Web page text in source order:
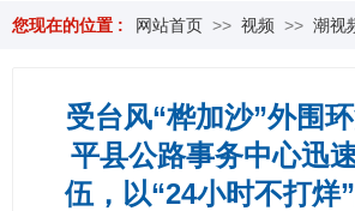
您现在的位置 : 网站首页 >> 视频 >> 潮视
受台风“桦加沙”外围
平县公路事务中心迅
伍，以“24小时不打烊